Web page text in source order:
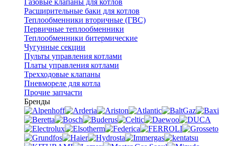
Газовые клапаны для котлов
Расширительные баки для котлов
Теплообменники вторичные (ГВС)
Первичные теплообменники
Теплообменники битермические
Чугунные секции
Пульты управления котлами
Платы управления котлами
Трехходовые клапаны
Пневмореле для котла
Прочие запчасти
Бренды